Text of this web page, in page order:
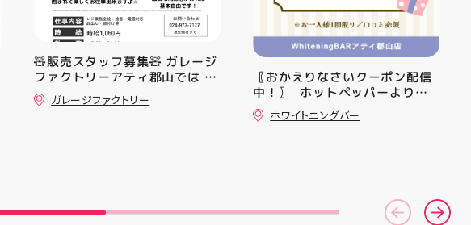
🧸販売スタッフ募集🧸 ガレージ
ファクトリーアティ郡山では 販
売スタッフを募集しております
販売業未経験でも大丈夫 キャラ
事しましょう️ お電話、ご応募お
ガレージファクトリー
だくと１回くじ引きに参加する
ことができます️ スポーツに関連
したグッズなどが当たりますの
でぜひご参加ください️ ・ 熱い
夏を盛り上げていきます️ スポー
ツナビゲーター一同当お待ちし
ております✧⁠◝⁠(⁠⁰⁠▿⁠⁰⁠)⁠◜⁠✧ #ゼビオ
#アティ郡山
〖おかえりなさいクーポン配信
中！〗 ⁡ ホットペッパーより通
常￥11,170······▸ ￥5️⃣,5️⃣8️⃣0️⃣
のお得なクーポン配信中です★ ⁡
ご予約、ご来店お待ちしており
ます️ #ホワイトニンク #ホワイ
ホワイトニングバー